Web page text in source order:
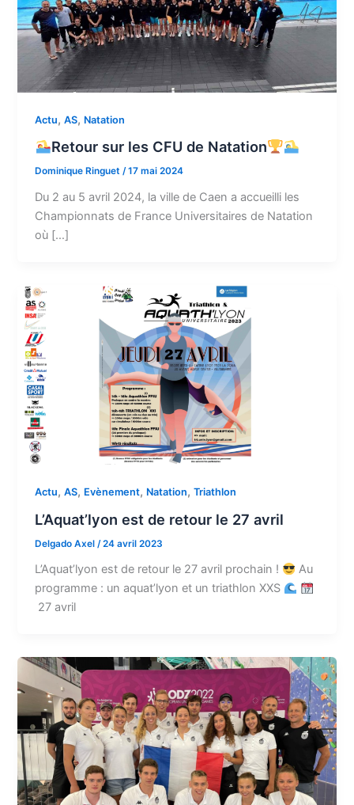
Actu,AS, Natation
Retour sur les CFU de Natation
Dominique Ringuet/17 mai 2024
Du 2 au 5 avril 2024, la ville de Caen a accueilli les
Championnats de France Universitaires de Natation
où […]
Actu,AS, Evènement, Natation,Triathlon
L’Aquat’lyon est de retour le 27 avril
Delgado Axel /24 avril 2023
L’Aquat’lyon est de retour le 27 avril prochain !
Au
programme : un aquat’lyon et un triathlon XXS
27 avril